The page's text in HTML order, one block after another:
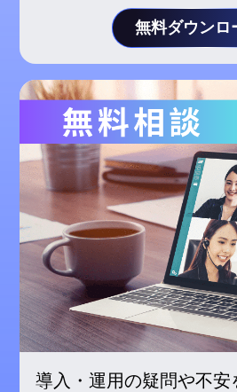
無料ダウンロ
導入・運用の疑問や不